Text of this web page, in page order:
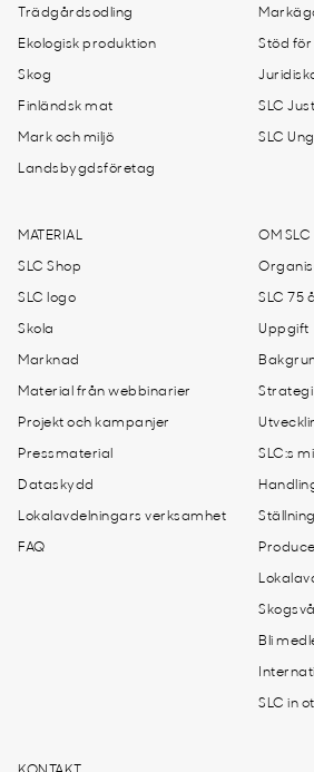
Trädgårdsodling
Ekologisk produktion
Skog
Finländsk mat
Mark och miljö
Landsbygdsföretag
Stöd
SLC
SLC
MATERIAL
SLC Shop
SLC logo
Skola
Marknad
Material från webbinarier
Projekt och kampanjer
Pressmaterial
Dataskydd
Lokalavdelningars verksamhet
FAQ
OM SLC
SLC 75
Uppgift
Strategi
SLC:s
Bli
SLC in